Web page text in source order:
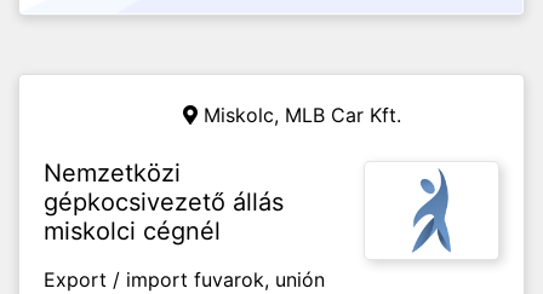
Miskolc, MLB Car Kft.
Nemzetközi
gépkocsivezető állás
miskolci cégnél
Export / import fuvarok, unión